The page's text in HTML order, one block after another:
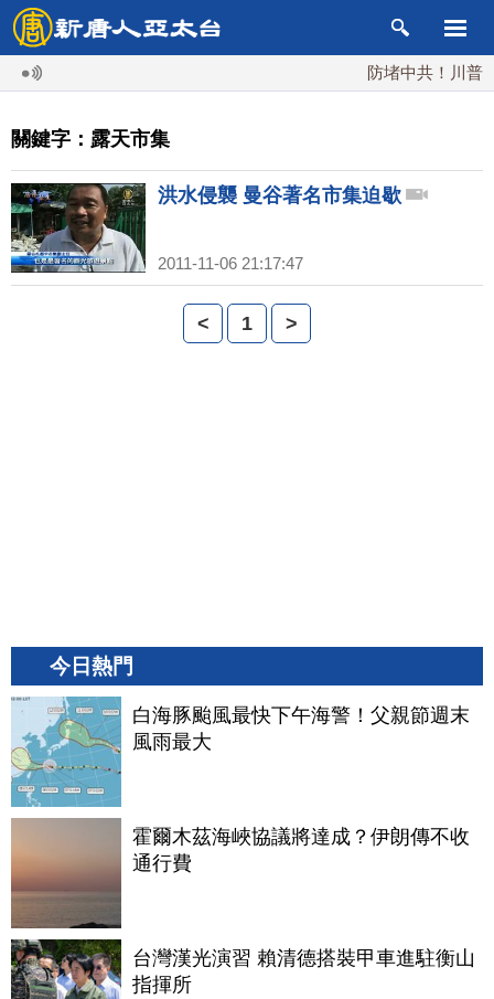
防堵中共！川普
關鍵字：露天市集
洪水侵襲 曼谷著名市集迫歇
2011-11-06 21:17:47
< 1 >
今日熱門
白海豚颱風最快下午海警！父親節週末
風雨最大
霍爾木茲海峽協議將達成？伊朗傳不收
通行費
台灣漢光演習 賴清德搭裝甲車進駐衡山
指揮所